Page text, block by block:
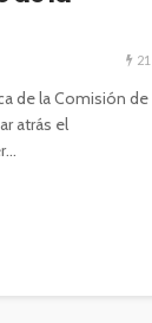
21
de la Comisión de
atrás el